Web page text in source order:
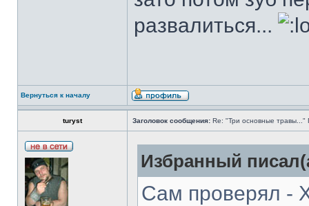
развалиться...
Вернуться к началу
turyst Заголовок сообщения: Re: "Три основные травы..."
Избранный
Сам проверял -